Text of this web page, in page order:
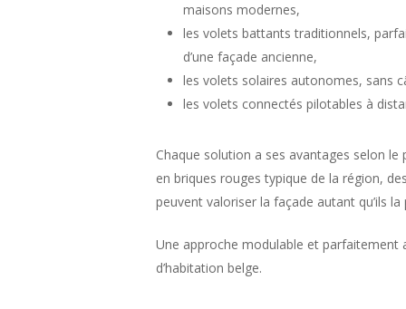
maisons modernes,
les volets battants traditionnels,
d’une façade ancienne,
les volets solaires autonomes, sans
les volets connectés pilotables à
Chaque solution a ses avantages selon
en briques rouges typique de la région,
peuvent valoriser la façade autant qu’ils
Une approche modulable et parfaitement
d’habitation belge.